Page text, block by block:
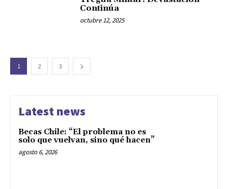
Continúa
octubre 12, 2025
1 2 3
Latest news
Becas Chile: “El problema no es
solo que vuelvan, sino qué hacen”
agosto 6, 2026